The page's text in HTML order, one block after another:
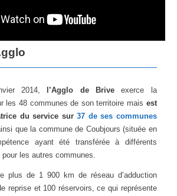
2014, l’Agglo de Briveexerce la
les 48 communes de son territoire mais est
du service sur 37 de ses communes
que la commune de Coubjours (située en
ayant été transférée à différents
les autres communes.
plus de 1 900 km de réseau d’adduction
reprise et 100 réservoirs, ce qui représente